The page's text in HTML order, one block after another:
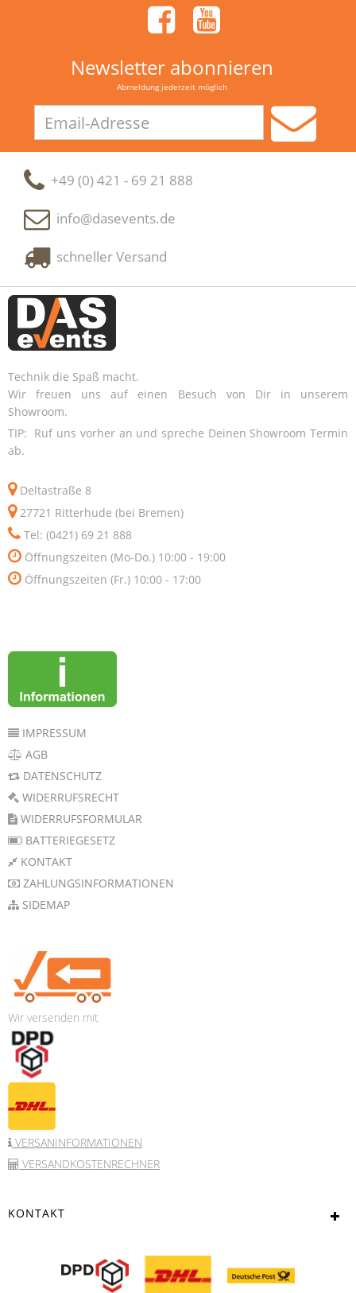
Newsletter abonnieren
Abmeldung jederzeit möglich
Adresse
+49 (0) 421 - 69 21 888
info@dasevents.de
schneller Versand
Technik die Spaß macht.
Wir freuen uns auf einen Besuch von Dir in unserem
Showroom.
TIP: Ruf uns vorher an und spreche Deinen Showroom Termin
ab.
Deltastraße 8
27721 Ritterhude (bei Bremen)
Tel: (0421) 69 21 888
Öffnungszeiten (Mo-Do.) 10:00 - 19:00
Öffnungszeiten (Fr.) 10:00 - 17:00
IMPRESSUM
AGB
DATENSCHUTZ
WIDERRUFSRECHT
WIDERRUFSFORMULAR
BATTERIEGESETZ
KONTAKT
ZAHLUNGSINFORMATIONEN
SIDEMAP
Wir versenden mit
VERSANINFORMATIONEN
VERSANDKOSTENRECHNER
KONTAKT